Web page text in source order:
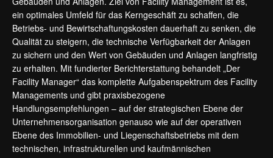
ein optimales Umfeld für das Kerngeschäft zu schaffen, die
Betriebs- und Bewirtschaftungskosten dauerhaft zu senken, die
Qualität zu steigern, die technische Verfügbarkeit der Anlagen
zu sichern und den Wert von Gebäuden und Anlagen langfristig
zu erhalten. Mit fundierter Berichterstattung behandelt „Der
Facility Manager“ das komplette Aufgabenspektrum des Facility
Managements und gibt praxisbezogene
Handlungsempfehlungen – auf der strategischen Ebene der
Unternehmensorganisation genauso wie auf der operativen
Ebene des Immobilien- und Liegenschaftsbetriebs mit dem
technischen, infrastrukturellen und kaufmännischen